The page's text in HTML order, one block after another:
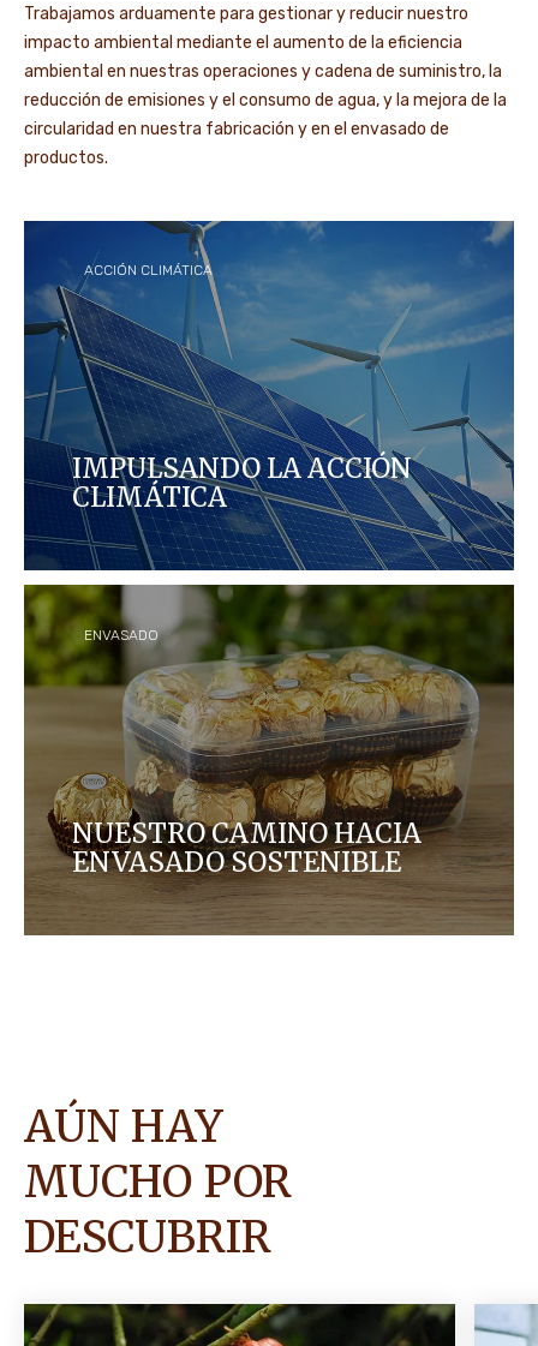
Trabajamos arduamente para gestionar y reducir nuestro
impacto ambiental mediante el aumento de la eficiencia
ambiental en nuestras operaciones y cadena de suministro, la
reducción de emisiones y el consumo de agua, y la mejora de la
circularidad en nuestra fabricación y en el envasado de
productos.
ACCIÓN CLIMÁTICA
IMPULSANDO LA ACCIÓN
CLIMÁTICA
Cada año, mejoramos la eficiencia energética en la
fabricación de nuestros productos y en toda
nuestra cadena de suministro para reducir nuestra
huella de carbono.
ENVASADO
NUESTRO CAMINO HACIA
ENVASADO SOSTENIBLE
Estamos mejorando nuestro envasado mediante
la búsqueda activa de soluciones sostenibles y
AÚN HAY
MUCHO POR
DESCUBRIR